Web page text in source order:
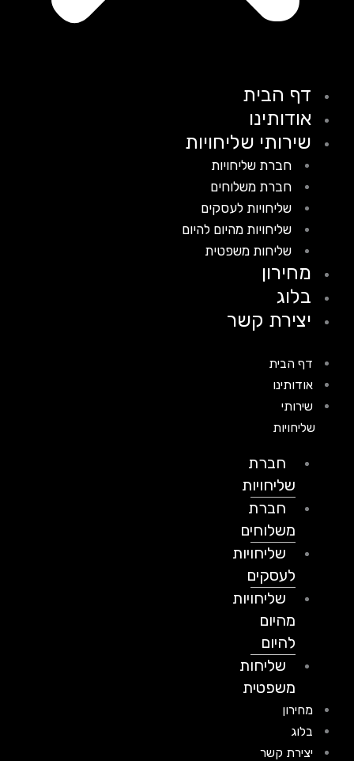
דף הבית
אודותינו
שירותי שליחויות
חברת שליחויות
חברת משלוחים
שליחויות לעסקים
שליחויות מהיום להיום
שליחות משפטית
מחירון
בלוג
יצירת קשר
דף הבית
אודותינו
שירותי
שליחויות
חברת
שליחויות
חברת
משלוחים
שליחויות
לעסקים
שליחויות
מהיום
להיום
שליחות
משפטית
מחירון
בלוג
יצירת קשר